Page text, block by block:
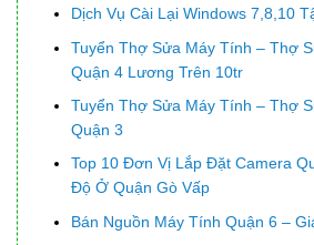
Dịch Vụ Cài Lại Windows 7,8,10
Tuyển Thợ Sửa Máy Tính – Thợ
Quận 4 Lương Trên 10tr
Tuyển Thợ Sửa Máy Tính – Thợ
Quận 3
Top 10 Đơn Vị Lắp Đặt Camera
Độ Ở Quận Gò Vấp
Bán Nguồn Máy Tính Quận 6 –